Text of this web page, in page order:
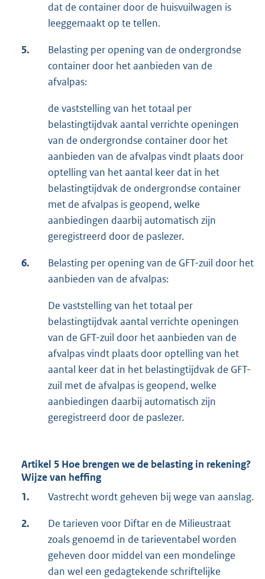
dat de container door de huisvuilwagen is
leeggemaakt op te tellen.
5.
Belasting per opening van de ondergrondse
container door het aanbieden van de
afvalpas:
de vaststelling van het totaal per
belastingtijdvak aantal verrichte openingen
van de ondergrondse container door het
aanbieden van de afvalpas vindt plaats door
optelling van het aantal keer dat in het
belastingtijdvak de ondergrondse container
met de afvalpas is geopend, welke
aanbiedingen daarbij automatisch zijn
geregistreerd door de paslezer.
6.
Belasting per opening van de GFT-zuil door het
aanbieden van de afvalpas:
De vaststelling van het totaal per
belastingtijdvak aantal verrichte openingen
van de GFT-zuil door het aanbieden van de
afvalpas vindt plaats door optelling van het
aantal keer dat in het belastingtijdvak de GFT-
zuil met de afvalpas is geopend, welke
aanbiedingen daarbij automatisch zijn
geregistreerd door de paslezer.
Artikel 5 Hoe brengen we de belasting in rekening?
Wijze van heffing
1.
Vastrecht wordt geheven bij wege van aanslag.
2.
De tarieven voor Diftar en de Milieustraat
zoals genoemd in de tarieventabel worden
geheven door middel van een mondelinge
dan wel een gedagtekende schriftelijke